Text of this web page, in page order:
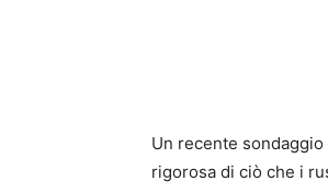
Un recente
rigorosa di ciò che i